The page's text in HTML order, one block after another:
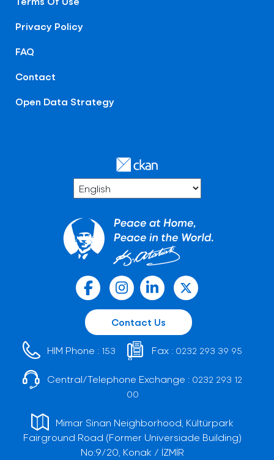
Privacy Policy
FAQ
Contact
Open Data Strategy
Contact Us
HIM Phone : 153 Fax : 0232 293 39 95
Central/Telephone Exchange : 0232 293 12
00
Mimar Sinan Neighborhood, Kültürpark
Fairground Road (Former Universiade Building)
No:9/20, Konak / İZMİR